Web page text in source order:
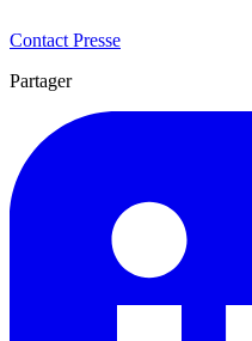
Contact Presse
Partager